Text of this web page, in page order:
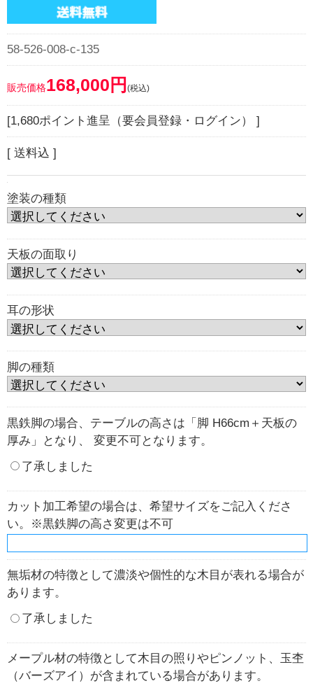
58-526-008-c-135
販売価格168,000円 (税込)
[1,680ポイント進呈（要会員登録・ログイン） ]
[ 送料込 ]
塗装の種類
天板の面取り
耳の形状
脚の種類
黒鉄脚の場合、テーブルの高さは「脚 H66cm＋天板の
厚み」となり、 変更不可となります。
了承しました
カット加工希望の場合は、希望サイズをご記入くださ
い。※黒鉄脚の高さ変更は不可
無垢材の特徴として濃淡や個性的な木目が表れる場合が
あります。
了承しました
メープル材の特徴として木目の照りやピンノット、玉杢
（バーズアイ）が含まれている場合があります。